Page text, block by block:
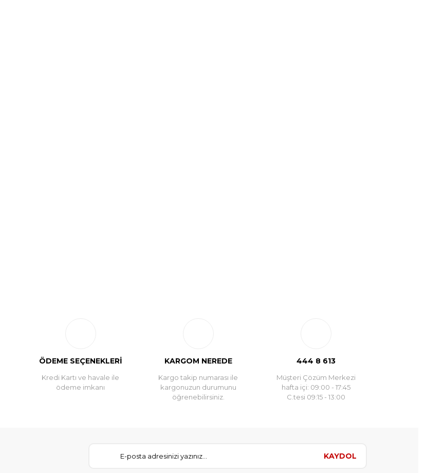
ÖDEME SEÇENEKLERİ
Kredi Kartı ve havale ile
ödeme imkanı
KARGOM NEREDE
Kargo takip numarası ile
kargonuzun durumunu
öğrenebilirsiniz.
444 8 613
Müşteri Çözüm Merkezi
hafta içi: 09:00 - 17:45
C.tesi 09:15 - 13:00
KAYDOL